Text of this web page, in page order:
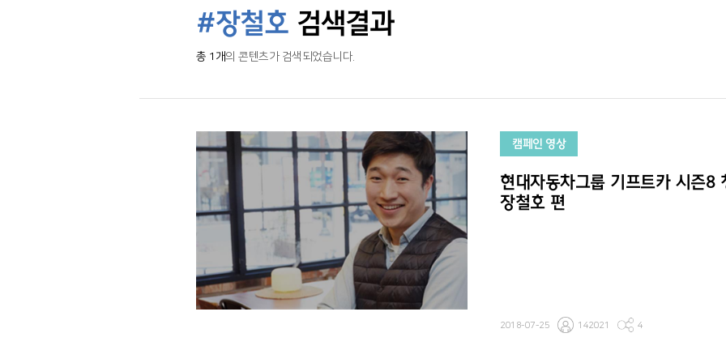
#장철호 검색결과
총 1개의 콘텐츠가 검색되었습니다.
캠페인 영상
현대자동차그룹 기프트카 시즌8
장철호 편
2018-07-25 142021 4